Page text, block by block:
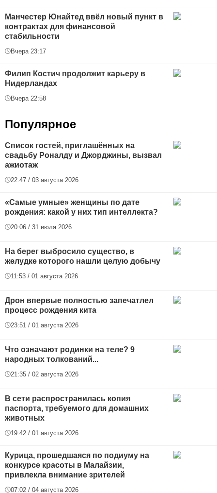
Манчестер Юнайтед ввёл новый пункт в
контрактах для финансовой
стабильности
Вчера 23:17
Филип Костич продолжит карьеру в
Нидерландах
Вчера 22:58
Популярное
Список гостей, приглашённых на
свадьбу Роналду и Джорджины, вызвал
ажиотаж
22:47 / 03 августа 2026
«Самые умные» женщины по дате
рождения: какой у них тип интеллекта?
20:06 / 31 июля 2026
На берег выбросило существо, в
желудке которого нашли целую добычу
11:53 / 01 августа 2026
Дрон впервые полностью запечатлел
процесс рождения кита
23:51 / 01 августа 2026
Что означают родинки на теле? 9
народных толкований...
21:35 / 02 августа 2026
В сети распространилась копия
паспорта, требуемого для домашних
животных
19:42 / 01 августа 2026
Курица, прошедшаяся по подиуму на
конкурсе красоты в Малайзии,
привлекла внимание зрителей
07:02 / 04 августа 2026